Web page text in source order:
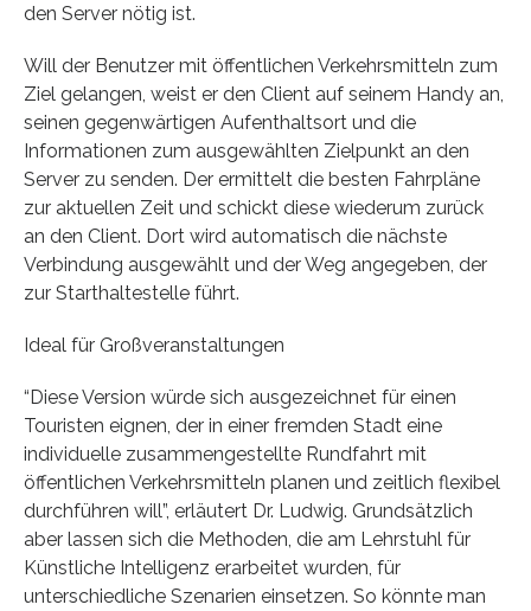
den Server nötig ist.
Will der Benutzer mit öffentlichen Verkehrsmitteln zum
Ziel gelangen, weist er den Client auf seinem Handy an,
seinen gegenwärtigen Aufenthaltsort und die
Informationen zum ausgewählten Zielpunkt an den
Server zu senden. Der ermittelt die besten Fahrpläne
zur aktuellen Zeit und schickt diese wiederum zurück
an den Client. Dort wird automatisch die nächste
Verbindung ausgewählt und der Weg angegeben, der
zur Starthaltestelle führt.
Ideal für Großveranstaltungen
“Diese Version würde sich ausgezeichnet für einen
Touristen eignen, der in einer fremden Stadt eine
individuelle zusammengestellte Rundfahrt mit
öffentlichen Verkehrsmitteln planen und zeitlich flexibel
durchführen will”, erläutert Dr. Ludwig. Grundsätzlich
aber lassen sich die Methoden, die am Lehrstuhl für
Künstliche Intelligenz erarbeitet wurden, für
unterschiedliche Szenarien einsetzen. So könnte man